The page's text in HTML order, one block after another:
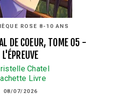
ROSE 8-10 ANS
DE COEUR, TOME 05 -
L'ÉPREUVE
Chatel
Livre
08/07/2026